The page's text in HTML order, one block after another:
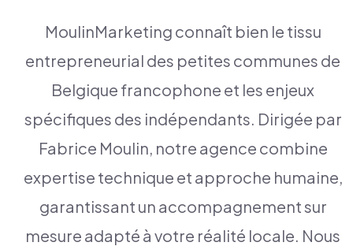
MoulinMarketing connaît bien le tissu
entrepreneurial des petites communes de
Belgique francophone et les enjeux
spécifiques des indépendants. Dirigée par
Fabrice Moulin, notre agence combine
expertise technique et approche humaine,
garantissant un accompagnement sur
mesure adapté à votre réalité locale. Nous